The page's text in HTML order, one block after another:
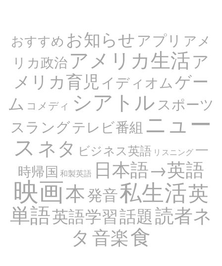
おすすめ お知らせアプリ アメ
リカ政治アメリカ生活ア
メリカ育児 イディオムゲー
ム コメディ シアトル スポーツ
スラングテレビ番組 ニュー
ス ネタ ビジネス英語 リスニング 一
時帰国 和製英語 日本語→英語
映画本発音私生活英
単語英語学習話題読者ネ
タ 音楽食